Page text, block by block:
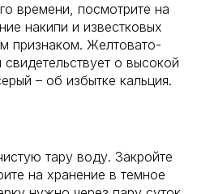
времени, посмотрите на
накипи и известковых
признаком. Желтовато-
о высокой
– об избытке кальция.
тару воду. Закройте
на хранение в темное